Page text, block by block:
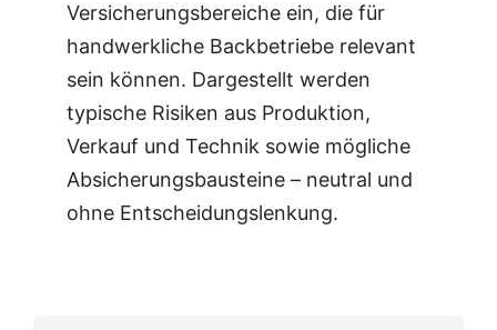
Versicherungsbereiche ein, die für
handwerkliche Backbetriebe relevant
sein können. Dargestellt werden
typische Risiken aus Produktion,
Verkauf und Technik sowie mögliche
Absicherungsbausteine – neutral und
ohne Entscheidungslenkung.